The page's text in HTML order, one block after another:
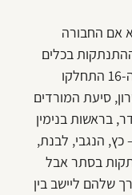
אם החבורה
בכלים
פוליטיים. ארבעים נציגי הליכוד בכנסת ה-16 התחלקו
סיעת המורדים
בראשות בנימין
כץ, הנגבי, לבנת,
בסתר אבל
שלהם ליישב בין